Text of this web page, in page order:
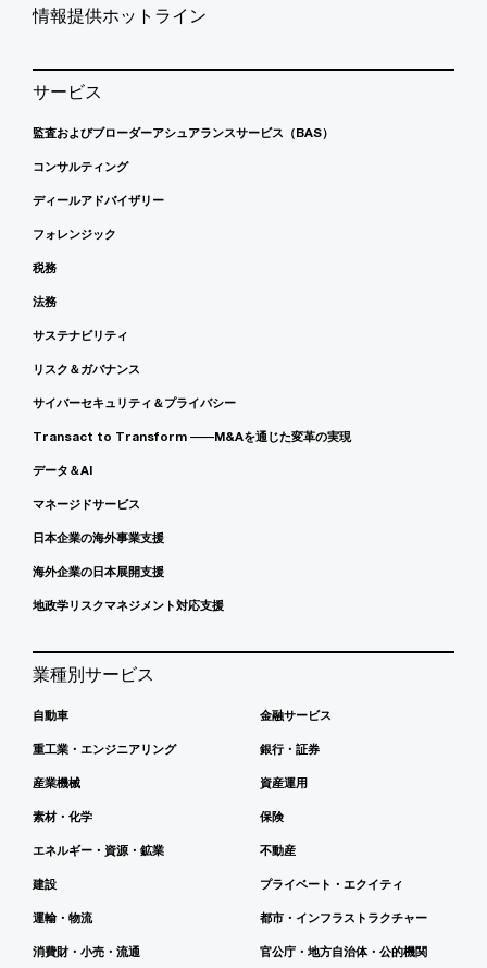
情報提供ホットライン
サービス
監査およびブローダーアシュアランスサービス（BAS）
コンサルティング
ディールアドバイザリー
フォレンジック
税務
法務
サステナビリティ
リスク＆ガバナンス
サイバーセキュリティ＆プライバシー
Transact to Transform ――M&Aを通じた変革の実現
データ＆AI
マネージドサービス
日本企業の海外事業支援
海外企業の日本展開支援
地政学リスクマネジメント対応支援
業種別サービス
自動車
重工業・エンジニアリング
産業機械
素材・化学
エネルギー・資源・鉱業
建設
運輸・物流
消費財・小売・流通
金融サービス
銀行・証券
資産運用
保険
不動産
プライベート・エクイティ
都市・インフラストラクチャー
官公庁・地方自治体・公的機関